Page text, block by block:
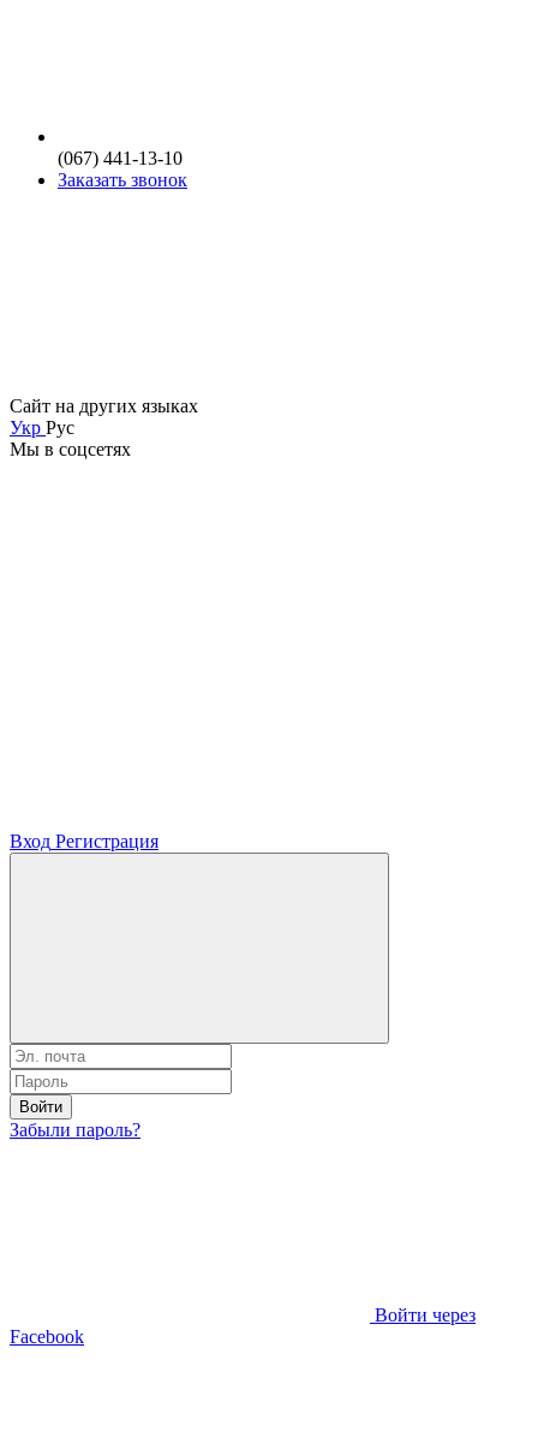
(067) 441-13-10
Заказать звонок
Сайт на других языках
Укр Рус
Мы в соцсетях
Вход Регистрация
Войти
Забыли пароль?
Войти через
Facebook